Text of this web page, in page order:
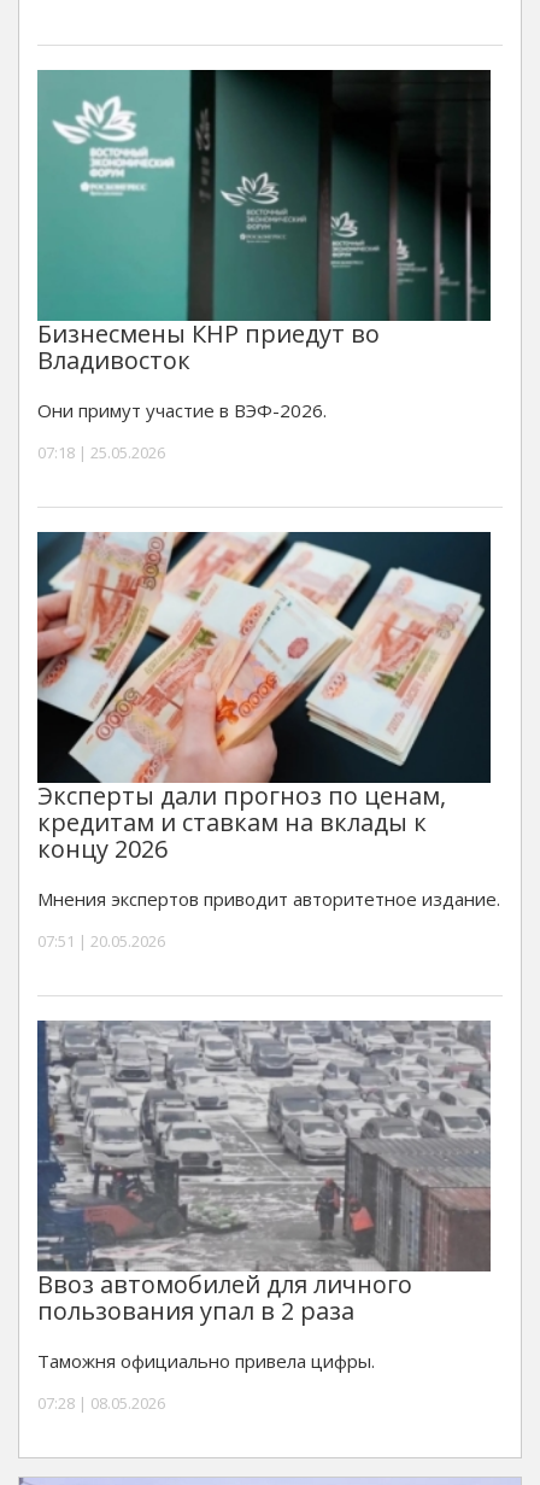
Бизнесмены КНР приедут во
Владивосток
Они примут участие в ВЭФ-2026.
07:18 | 25.05.2026
Эксперты дали прогноз по ценам,
кредитам и ставкам на вклады к
концу 2026
Мнения экспертов приводит авторитетное издание.
07:51 | 20.05.2026
Ввоз автомобилей для личного
пользования упал в 2 раза
Таможня официально привела цифры.
07:28 | 08.05.2026